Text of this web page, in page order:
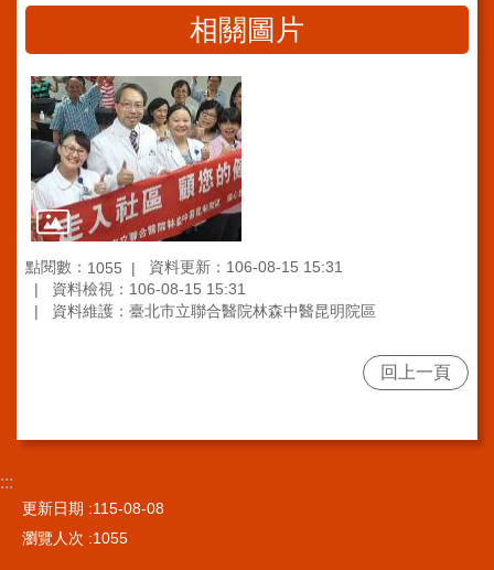
及
訊
安
全
政
策
陳
情
系
統
FAQ
目
標
相關圖片
點閱數： 1055
資料更新：106-08-15 15:31
資料檢視：106-08-15 15:31
資料維護：臺北市立聯合醫院林森中醫昆明院區
回上一頁
:::
更新日期
115-08-08
瀏覽人次
1055